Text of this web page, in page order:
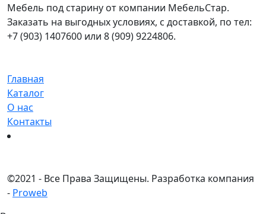
Мебель под старину от компании МебельСтар.
Заказать на выгодных условиях, с доставкой, по тел:
+7 (903) 1407600 или 8 (909) 9224806.
Главная
Каталог
О нас
Контакты
©2021 - Все Права Защищены. Разработка компания
- Proweb